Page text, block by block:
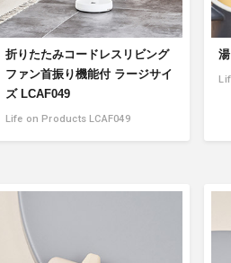
折りたたみコードレスリビング
ファン首振り機能付 ラージサイ
ズ LCAF049
Life on Products LCAF049